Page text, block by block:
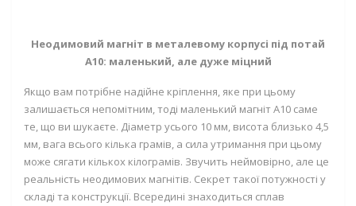
Неодимовий магніт в металевому корпусі під потай
А10: маленький, але дуже міцний
Якщо вам потрібне надійне кріплення, яке при цьому
залишається непомітним, тоді маленький магніт А10 саме
те, що ви шукаєте. Діаметр усього 10 мм, висота близько 4,5
мм, вага всього кілька грамів, а сила утримання при цьому
може сягати кількох кілограмів. Звучить неймовірно, але це
реальність неодимових магнітів. Секрет такої потужності у
складі та конструкції. Всередині знаходиться сплав